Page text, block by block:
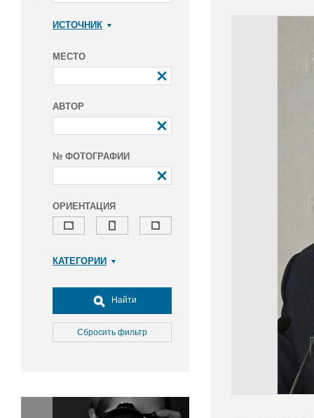
ИСТОЧНИК
МЕСТО
АВТОР
№ ФОТОГРАФИИ
ОРИЕНТАЦИЯ
КАТЕГОРИИ
Досуг, туризм и отдых
Культура
Медицина
Окружающая среда
Найти
Сбросить фильтр